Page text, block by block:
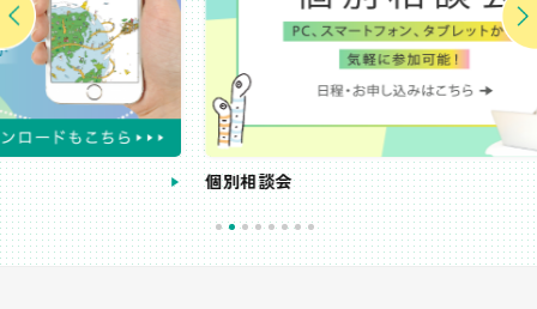
個別相談会 受